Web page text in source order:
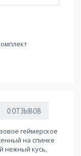
0ОТЗЫВОВ
геймерское
на спинке
нежный кусь,